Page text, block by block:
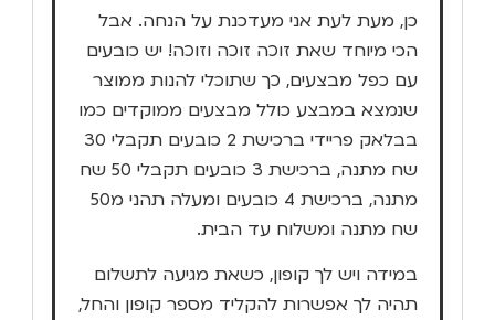
כן, מעת לעת אני מעדכנת על הנחה. אבל
הכי מיוחד שאת זוכה זוכה וזוכה! יש כובעים
עם כפל מבצעים, כך שתוכלי להנות ממוצר
שנמצא במבצע כולל מבצעים ממוקדים כמו
בבלאק פריידי ברכישת 2 כובעים תקבלי 30
שח מתנה, ברכישת 3 כובעים תקבלי 50 שח
מתנה, ברכישת 4 כובעים ומעלה תהני מ50
שח מתנה ומשלוח עד הבית.
במידה ויש לך קופון, כשאת מגיעה לתשלום
תהיה לך אפשרות להקליד מספר קופון והחל,